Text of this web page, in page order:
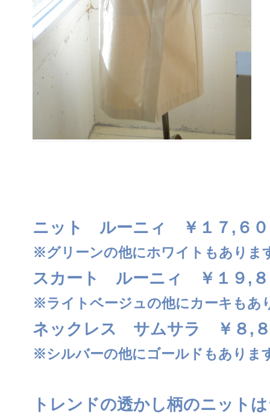
ニット ルーニィ ￥１７,６
※グリーンの他にホワイトもありま
スカート ルーニィ ￥１９,８
※ライトベージュの他にカーキもあ
ネックレス サムサラ ￥８,
※シルバーの他にゴールドもありま
トレンドの透かし柄のニット